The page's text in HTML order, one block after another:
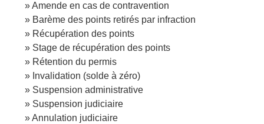
Amende en cas de contravention
Barème des points retirés par infraction
Récupération des points
Stage de récupération des points
Rétention du permis
Invalidation (solde à zéro)
Suspension administrative
Suspension judiciaire
Annulation judiciaire